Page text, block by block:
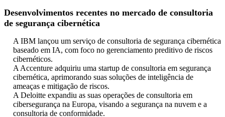
Desenvolvimentos recentes no mercado de consultoria
de segurança cibernética
A IBM lançou um serviço de consultoria de segurança cibernética
baseado em IA, com foco no gerenciamento preditivo de riscos
cibernéticos.
A Accenture adquiriu uma startup de consultoria em segurança
cibernética, aprimorando suas soluções de inteligência de
ameaças e mitigação de riscos.
A Deloitte expandiu as suas operações de consultoria em
cibersegurança na Europa, visando a segurança na nuvem e a
consultoria de conformidade.